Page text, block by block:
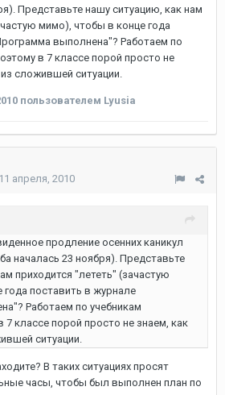
Представьте нашу ситуацию, как нам
мимо), чтобы в конце года
выполнена"? Работаем по
в 7 классе порой просто не
сложившей ситуации.
пользователем Lyusia
11 апреля, 2010
продление осенних каникул
началась 23 ноября). Представьте
приходится "лететь" (зачастую
поставить в журнале
Работаем по учебникам
7 классе порой просто не знаем, как
ситуации.
В таких ситуациях просят
часы, чтобы был выполнен план по